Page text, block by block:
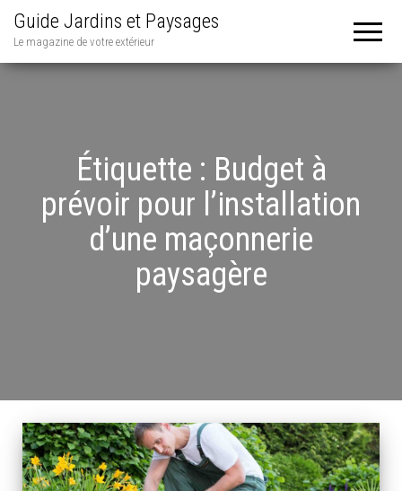
Guide Jardins et Paysages
Le magazine de votre extérieur
Étiquette : Budget à
prévoir pour l’installation
d’une maçonnerie
paysagère